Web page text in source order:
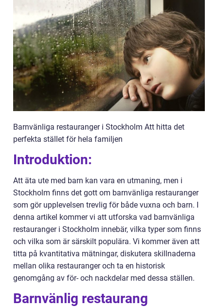
Barnvänliga restauranger i Stockholm Att hitta det
perfekta stället för hela familjen
Introduktion:
Att äta ute med barn kan vara en utmaning, men i
Stockholm finns det gott om barnvänliga restauranger
som gör upplevelsen trevlig för både vuxna och barn. I
denna artikel kommer vi att utforska vad barnvänliga
restauranger i Stockholm innebär, vilka typer som finns
och vilka som är särskilt populära. Vi kommer även att
titta på kvantitativa mätningar, diskutera skillnaderna
mellan olika restauranger och ta en historisk
genomgång av för- och nackdelar med dessa ställen.
Barnvänlig restaurang